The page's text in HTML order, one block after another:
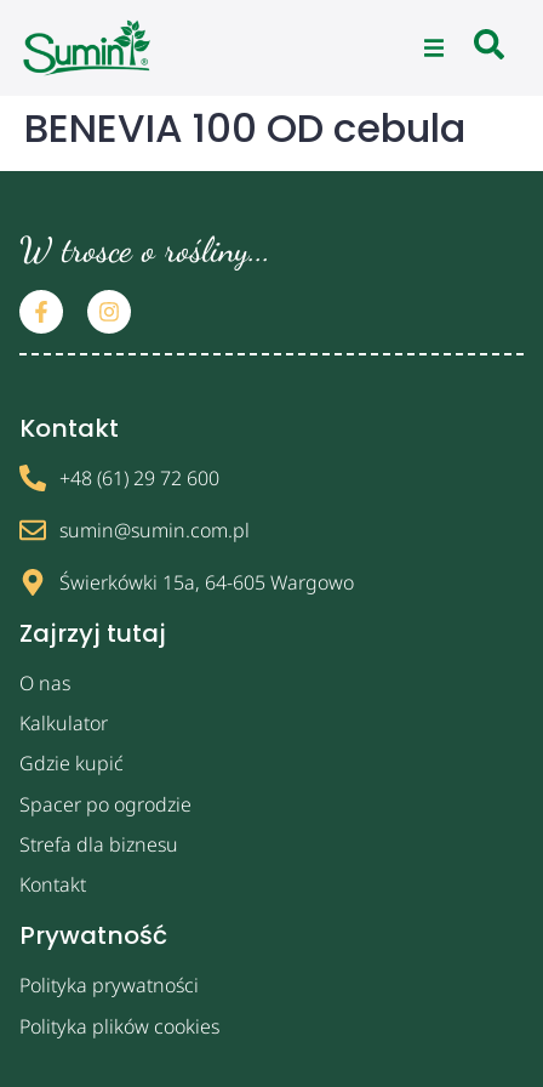
BENEVIA 100 OD cebula
W trosce o rośliny...
Zajrzyj tutaj
O nas
Kalkulator
Gdzie kupić
Spacer po ogrodzie
Strefa dla biznesu
Kontakt
Prywatność
Polityka prywatności
Polityka plików cookies
Kontakt
+48 (61) 29 72 600
sumin@sumin.com.pl
Świerkówki 15a, 64-605 Wargowo